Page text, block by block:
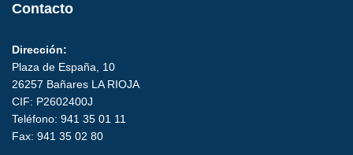
Contacto
Dirección:
Plaza de España, 10
26257 Bañares LA RIOJA
CIF: P2602400J
Teléfono: 941 35 01 11
Fax: 941 35 02 80